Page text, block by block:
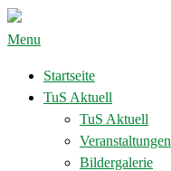
Menu
Startseite
TuS Aktuell
TuS Aktuell
Veranstaltungen
Bildergalerie